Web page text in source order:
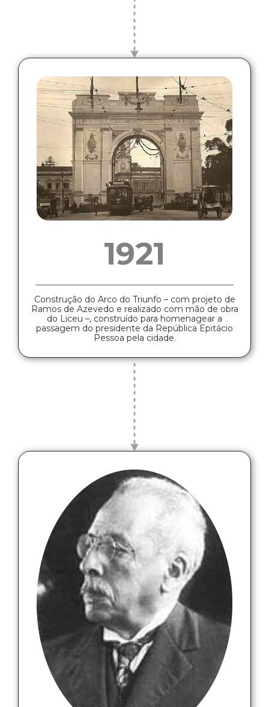
1921
Construção do Arco do Triunfo – com projeto de
Ramos de Azevedo e realizado com mão de obra
do Liceu –, construído para homenagear a
passagem do presidente da República Epitácio
Pessoa pela cidade.